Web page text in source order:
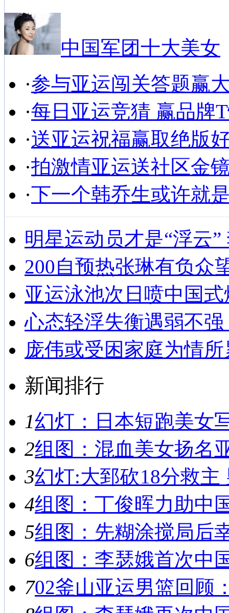
中国军团十大美女
·参与亚运闯关答题赢
·每日亚运竞猜 赢品牌
·送亚运祝福赢取绝版
·拍激情亚运送社区金
·下一个韩乔生或许就
明星运动员才是“浮云
200自预热张琳有负众
亚运泳池次日喷中国
心态轻浮失衡遇弱不
庞伟或受困家庭为情
新闻排行
1幻灯：日本短跑美女
2组图：混血美女扬名
3幻灯:大郅砍18分救主
4组图：丁俊晖力助中
5组图：先糊涂搅局后
6组图：李瑟娥首次中
702釜山亚运男篮回顾